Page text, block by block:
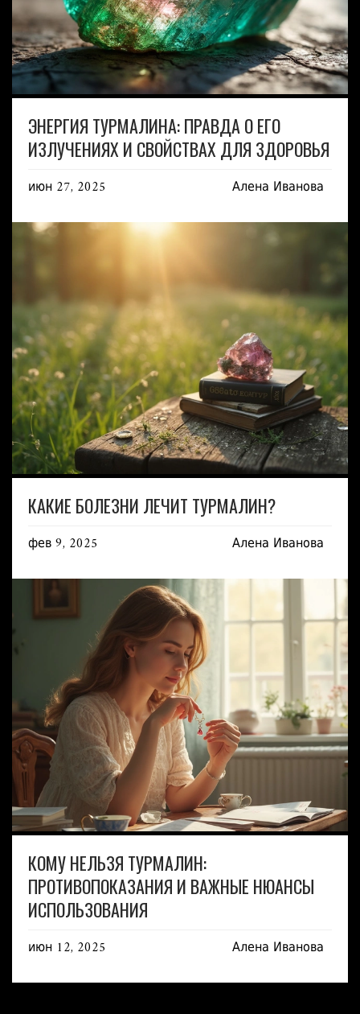
ЭНЕРГИЯ ТУРМАЛИНА: ПРАВДА О ЕГО
ИЗЛУЧЕНИЯХ И СВОЙСТВАХ ДЛЯ ЗДОРОВЬЯ
июн 27, 2025 Алена Иванова
КАКИЕ БОЛЕЗНИ ЛЕЧИТ ТУРМАЛИН?
фев 9, 2025 Алена Иванова
КОМУ НЕЛЬЗЯ ТУРМАЛИН:
ПРОТИВОПОКАЗАНИЯ И ВАЖНЫЕ НЮАНСЫ
ИСПОЛЬЗОВАНИЯ
июн 12, 2025 Алена Иванова